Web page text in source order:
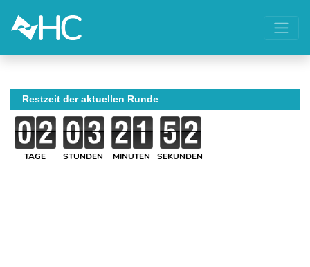
Restzeit der aktuellen Runde
TAGE STUNDEN MINUTEN SEKUNDEN